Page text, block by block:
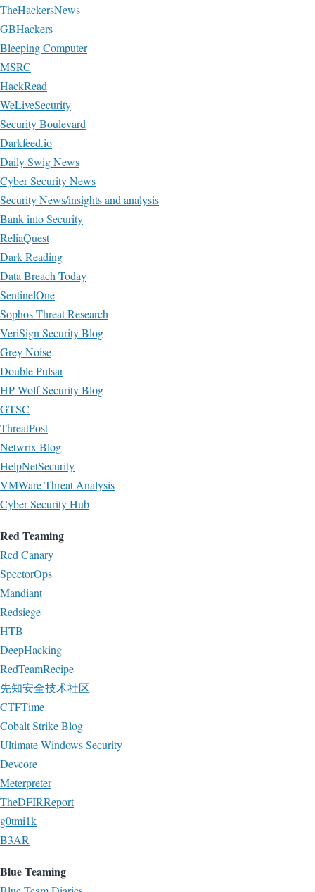
TheHackersNews
GBHackers
Bleeping Computer
MSRC
HackRead
WeLiveSecurity
Security Boulevard
Darkfeed.io
Daily Swig News
Cyber Security News
Security News/insights and analysis
Bank info Security
ReliaQuest
Dark Reading
Data Breach Today
SentinelOne
Sophos Threat Research
VeriSign Security Blog
Grey Noise
Double Pulsar
HP Wolf Security Blog
GTSC
ThreatPost
Netwrix Blog
HelpNetSecurity
VMWare Threat Analysis
Cyber Security Hub
Red Teaming
Red Canary
SpectorOps
Mandiant
Redsiege
HTB
DeepHacking
RedTeamRecipe
先知安全技术社区
CTFTime
Cobalt Strike Blog
Ultimate Windows Security
Devcore
Meterpreter
TheDFIRReport
g0tmi1k
B3AR
Blue Teaming